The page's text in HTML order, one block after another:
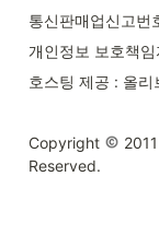
통신판매업신고
개인정보 보호책
호스팅 제공 : 올리
Copyright
Reserved.